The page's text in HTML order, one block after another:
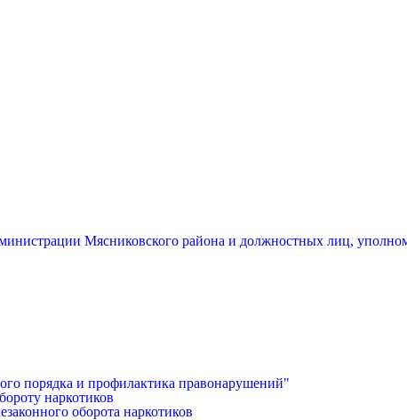
Мясниковского района и должностных лиц,
порядка и профилактика правонарушений"
наркотиков
оборота наркотиков